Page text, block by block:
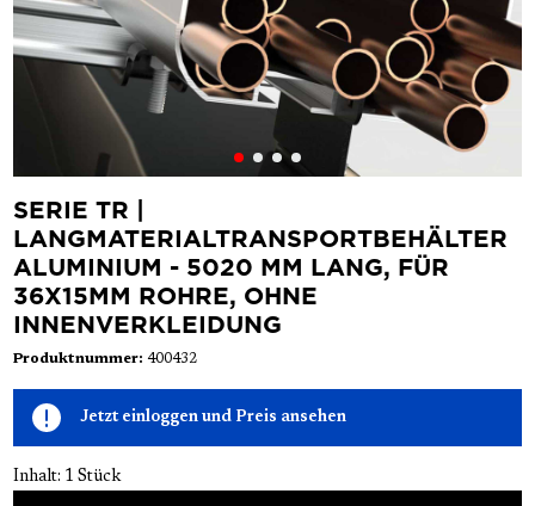
SERIE TR |
LANGMATERIALTRANSPORTBEHÄLTER
ALUMINIUM - 5020 MM LANG, FÜR
36X15MM ROHRE, OHNE
INNENVERKLEIDUNG
Produktnummer: 400432
Jetzt einloggen und Preis ansehen
Inhalt: 1 Stück